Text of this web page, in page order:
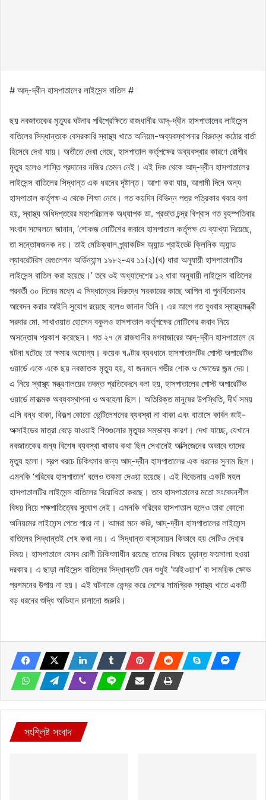
# আদ্-দ্বীন হাসপাতালের লাইসেন্স বাতিল #
ছয় নবজাতকের মৃত্যুর ঘটনার পরিপ্রেক্ষিতে রাজধানীর আদ্-দ্বীন হাসপাতালের লাইসেন্স
বাতিলের সিদ্ধান্তকে বেসরকারি স্বাস্থ্য খাতে অনিয়ম-অব্যবস্থাপনার বিরুদ্ধে কঠোর বার্তা
হিসেবে দেখা যায়। অতীতে দেখা গেছে, হাসপাতাল কর্তৃপক্ষের অব্যবস্থার কারণে রোগীর
মৃত্যু হলেও শাস্তি প্রদানের নজির তেমন নেই। এই দিক থেকে আদ্-দ্বীন হাসপাতালের
লাইসেন্স বাতিলের সিদ্ধান্ত এক ধরনের দৃষ্টান্ত। আশা করা যায়, আগামী দিনে অন্য
হাসপাতাল কর্তৃপক্ষ এ থেকে শিক্ষা নেবে। গত কয়দিন বিভিন্ন পত্র পত্রিকার খবরে বলা
হয়, স্বাস্থ্য অধিদপ্তরের মহাপরিচালক অধ্যাপক ডা. প্রভাত চন্দ্র বিশ্বাস গত বৃহস্পতিবার
সংবাদ সম্মেলনে জানান, ‘শোকজ নোটিশের জবাবে হাসপাতাল কর্তৃপক্ষ যে ব্যাখ্যা দিয়েছে,
তা সন্তোষজনক নয়। তাই মেডিক্যাল প্র্যাকটিস অ্যান্ড প্রাইভেট ক্লিনিক অ্যান্ড
ল্যাবরেটরিস রেগুলেশন অর্ডিন্যান্স ১৯৮২-এর ১১(২)(খ) ধারা অনুযায়ী হাসপাতালটির
লাইসেন্স বাতিল করা হয়েছে।’ তবে ওই অধ্যাদেশের ১২ ধারা অনুযায়ী লাইসেন্স বাতিলের
পরবর্তী ৩০ দিনের মধ্যে এ সিদ্ধান্তের বিরুদ্ধে সরকারের কাছে আপিল বা পুনর্বিবেচনার
আবেদন করার আইনি সুযোগ রয়েছে বলেও জানান তিনি। এর আগে গত বুধবার স্বাস্থ্যমন্ত্রী
সরদার মো. সাখাওয়াত হোসেন বকুলও হাসপাতাল কর্তৃপক্ষের নোটিশের জবাব নিয়ে
অসন্তোষ প্রকাশ করেছেন। গত ২৭ মে রাজধানীর মগবাজারের আদ্-দ্বীন হাসপাতালে যে
ঘটনা ঘটেছে তা ক্ষমার অযোগ্য। কয়েক ঘণ্টার ব্যবধানে হাসপাতালটির পোস্ট অপারেটিভ
ওয়ার্ডে একে একে ছয় নবজাতক মৃত্যু হয়, যা জনমনে গভীর শোক ও ক্ষোভের জন্ম দেয়।
এ নিয়ে স্বাস্থ্য মন্ত্রণালয়ের তদন্ত প্রতিবেদনে বলা হয়, হাসপাতালের পোস্ট অপারেটিভ
ওয়ার্ডে মারাত্মক অব্যবস্থাপনা ও অবহেলা ছিল। অতিরিক্ত মানুষের উপস্থিতি, দীর্ঘ সময়
এসি বন্ধ থাকা, বিকল্প কোনো ভেন্টিলেশনের ব্যবস্থা না থাকা এবং বাতাসে কার্বন ডাই-
অক্সাইডের মাত্রা বেড়ে যাওয়াই শিশুগুলোর মৃত্যুর সম্ভাব্য কারণ। দেখা যাচ্ছে, যেখানে
নবজাতকের জন্য বিশেষ ব্যবস্থা থাকার কথা ছিল সেখানেই অক্সিজেনের অভাবে তাদের
মৃত্যু হলো। স্বল্প খরচে চিকিৎসার জন্য আদ্-দ্বীন হাসপাতালের এক ধরনের সুনাম ছিল।
এমনকি ‘গরিবের হাসপাতাল’ বলেও তকমা দেওয়া হয়েছে। এই বিবেচনায় একটি মহল
হাসপাতালটির লাইসেন্স বাতিলের বিরোধিতা করছে। তবে হাসপাতালের মতো সংবেদনশীল
বিষয় নিয়ে পক্ষপাতিত্বের সুযোগ নেই। এমনকি গরিবের হাসপাতাল হলেও তারা কোনো
অনিয়মের লাইসেন্স পেতে পারে না। আমরা মনে করি, আদ্-দ্বীন হাসপাতালের লাইসেন্স
বাতিলের সিদ্ধান্তই শেষ কথা নয়। এ সিদ্ধান্ত বাস্তবায়ন কিভাবে হয় সেটিও দেখার
বিষয়। হাসপাতালে যেসব রোগী চিকিৎসাধীন রয়েছে তাদের বিষয়ে চূড়ান্ত ফয়সালা হওয়া
দরকার। এ ছাড়া লাইসেন্স বাতিলের সিদ্ধান্তটি যেন শুধুই ‘আইওয়াশ’ বা সাময়িক ক্ষোভ
প্রশমনের উপায় না হয়। এই ঘটনাকে কেন্দ্র করে দেশের সামগ্রিক স্বাস্থ্য খাতে একটি
বড় ধরনের শুদ্ধি অভিযান চালানো জরুরি।
সংশ্লিষ্ট সংবাদ